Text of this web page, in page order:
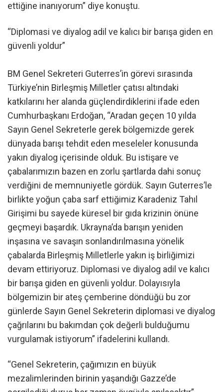
ettiğine inanıyorum” diye konuştu.
“Diplomasi ve diyalog adil ve kalıcı bir barışa giden en
güvenli yoldur”
BM Genel Sekreteri Guterres’in görevi sırasında
Türkiye’nin Birleşmiş Milletler çatısı altındaki
katkılarını her alanda güçlendirdiklerini ifade eden
Cumhurbaşkanı Erdoğan, “Aradan geçen 10 yılda
Sayın Genel Sekreterle gerek bölgemizde gerek
dünyada barışı tehdit eden meseleler konusunda
yakın diyalog içerisinde olduk. Bu istişare ve
çabalarımızın bazen en zorlu şartlarda dahi sonuç
verdiğini de memnuniyetle gördük. Sayın Guterres’le
birlikte yoğun çaba sarf ettiğimiz Karadeniz Tahıl
Girişimi bu sayede küresel bir gıda krizinin önüne
geçmeyi başardık. Ukrayna’da barışın yeniden
inşasına ve savaşın sonlandırılmasına yönelik
çabalarda Birleşmiş Milletlerle yakın iş birliğimizi
devam ettiriyoruz. Diplomasi ve diyalog adil ve kalıcı
bir barışa giden en güvenli yoldur. Dolayısıyla
bölgemizin bir ateş çemberine döndüğü bu zor
günlerde Sayın Genel Sekreterin diplomasi ve diyalog
çağrılarını bu bakımdan çok değerli bulduğumu
vurgulamak istiyorum” ifadelerini kullandı.
“Genel Sekreterin, çağımızın en büyük
mezalimlerinden birinin yaşandığı Gazze’de